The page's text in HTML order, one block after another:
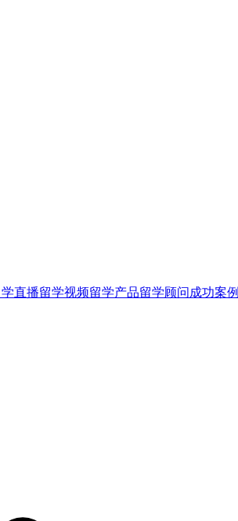
直播留学视频留学产品留学顾问 成功案例